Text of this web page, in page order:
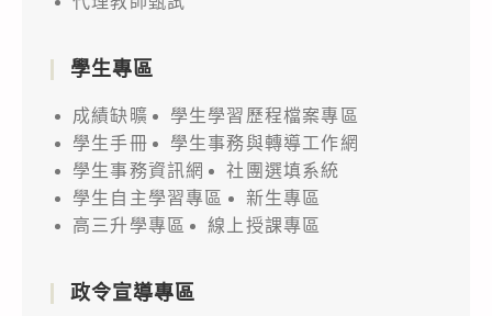
學生專區
成績缺曠
學生學習歷程檔案專區
學生手冊
學生事務與轉導工作網
學生事務資訊網
社團選填系統
學生自主學習專區
新生專區
高三升學專區
線上授課專區
政令宣導專區